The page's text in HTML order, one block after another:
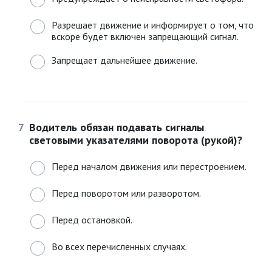
Разрешает движение и информирует о том, что
вскоре будет включен запрещающий сигнал.
Запрещает дальнейшее движение.
7 Водитель обязан подавать сигналы
световыми указателями поворота (рукой)?
Перед началом движения или перестроением.
Перед поворотом или разворотом.
Перед остановкой.
Во всех перечисленных случаях.